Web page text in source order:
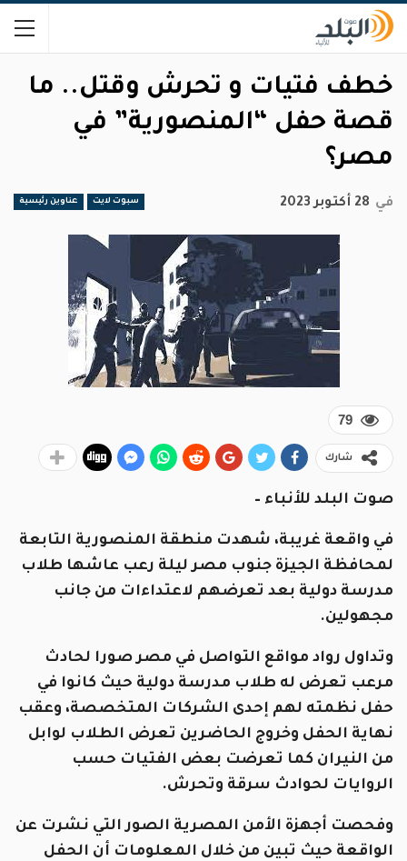
خطف فتيات و تحرش وقتل.. ما
قصة حفل “المنصورية” في
مصر؟
سبوت لايت عناوين رئيسية في 28 أكتوبر 2023
79
شارك
صوت البلد للأنباء –
في واقعة غريبة، شهدت منطقة المنصورية التابعة
لمحافظة الجيزة جنوب مصر ليلة رعب عاشها طلاب
مدرسة دولية بعد تعرضهم لاعتداءات من جانب
مجهولين.
وتداول رواد مواقع التواصل في مصر صورا لحادث
مرعب تعرض له طلاب مدرسة دولية حيث كانوا في
حفل نظمته لهم إحدى الشركات المتخصصة، وعقب
نهاية الحفل وخروج الحاضرين تعرض الطلاب لوابل
من النيران كما تعرضت بعض الفتيات حسب
الروايات لحوادث سرقة وتحرش.
وفحصت أجهزة الأمن المصرية الصور التي نشرت عن
الواقعة حيث تبين من خلال المعلومات أن الحفل